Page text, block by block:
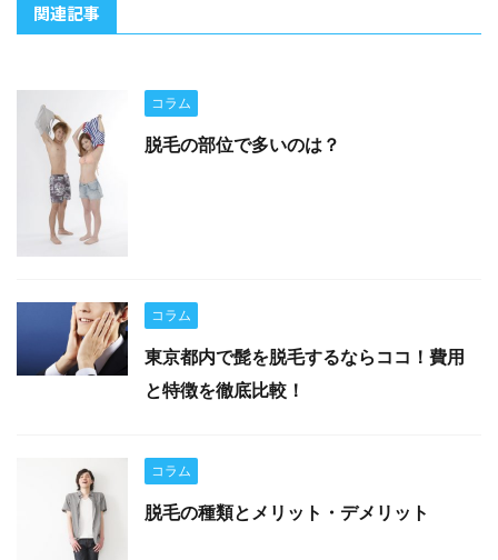
関連記事
コラム
脱毛の部位で多いのは？
コラム
東京都内で髭を脱毛するならココ！費用
と特徴を徹底比較！
コラム
脱毛の種類とメリット・デメリット